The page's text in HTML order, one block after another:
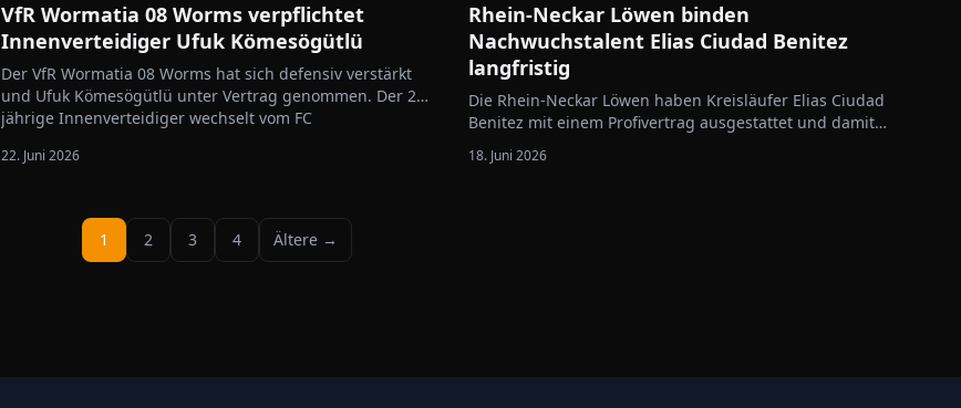
VfR Wormatia 08 Worms verpflichtet
Innenverteidiger Ufuk Kömesögütlü
Der VfR Wormatia 08 Worms hat sich defensiv verstärkt
und Ufuk Kömesögütlü unter Vertrag genommen. Der 23-
jährige Innenverteidiger wechselt vom FC
die Abwehr stabilisieren. Kömesögütlü begann seine
22. Juni 2026
Rhein-Neckar Löwen binden
Nachwuchstalent Elias Ciudad Benitez
langfristig
Die Rhein-Neckar Löwen haben Kreisläufer Elias Ciudad
Benitez mit einem Profivertrag ausgestattet und damit
dauerhaft in den Bundesliga-Kader aufgenommen. Der
20-Jährige soll in der kommenden Saison fest zum Team
18. Juni 2026
1 2 3 4 Ältere →